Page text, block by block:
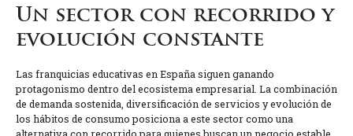
Un sector con recorrido y
evolución constante
Las franquicias educativas en España siguen ganando
protagonismo dentro del ecosistema empresarial. La combinación
de demanda sostenida, diversificación de servicios y evolución de
los hábitos de consumo posiciona a este sector como una
alternativa con recorrido para quienes buscan un negocio estable